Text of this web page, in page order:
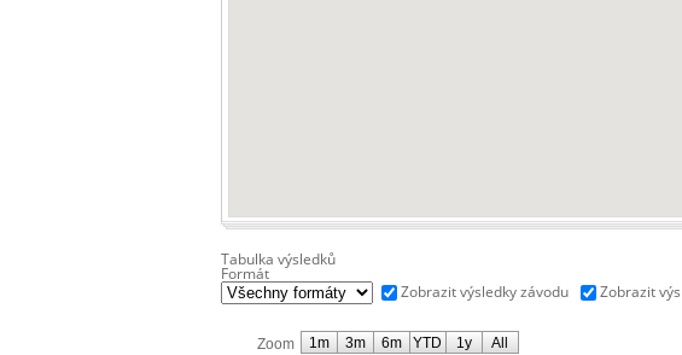
Tabulka výsledků
Formát
Zobrazit výsledky závodu
Zobrazit
Zoom 1m 3m 6m YTD 1y All